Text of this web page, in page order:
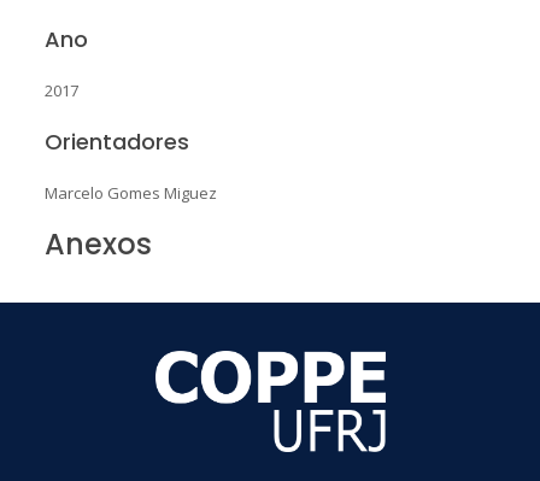
Ano
2017
Orientadores
Marcelo Gomes Miguez
Anexos